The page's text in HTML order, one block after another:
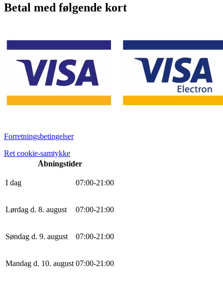
Betal med følgende kort
Forretningsbetingelser
Ret cookie-samtykke
Åbningstider
I dag 07:00-21 :00
Lørdag d. 8. august 07:00-21 :00
Søndag d. 9. august 07:00-21 :00
Mandag d. 10. august 07:00-21 :00